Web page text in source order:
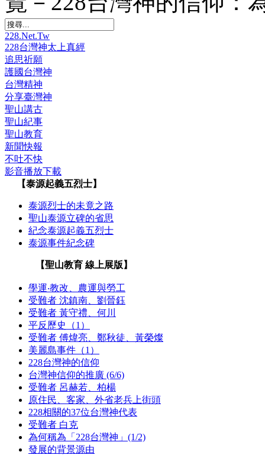
228.Net.Tw
228台灣神太上真經
追思祈願
護國台灣神
台灣精神
分享臺灣神
聖山講古
聖山紀事
聖山教育
新聞快報
不吐不快
影音播放下載
【泰源起義五烈士】
泰源烈士的未竟之路
聖山泰源立碑的省思
紀念泰源起義五烈士
泰源事件紀念碑
【聖山教育 線上展版】
學運‧教改、農運與勞工
受難者 沈鎮南、劉晉鈺
受難者 黃守禮、何川
平反歷史（1）
受難者 傅煒亮、鄭秋徒、黃榮燦
美麗島事件（1）
228台灣神的信仰
台灣神信仰的推廣 (6/6)
受難者 呂赫若、柏楊
原住民、客家、外省老兵上街頭
228相關的37位台灣神代表
受難者 白克
為何稱為「228台灣神」(1/2)
發展的背景源由